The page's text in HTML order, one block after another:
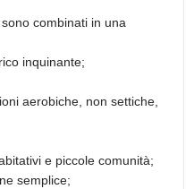
combinati in una
inquinante;
aerobiche, non settiche,
e piccole comunità;
semplice;